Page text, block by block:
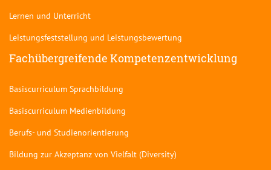
Lernen und Unterricht
Leistungsfeststellung und Leistungsbewertung
Fachübergreifende Kompetenzentwicklung
Basiscurriculum Sprachbildung
Basiscurriculum Medienbildung
Berufs- und Studienorientierung
Bildung zur Akzeptanz von Vielfalt (Diversity)